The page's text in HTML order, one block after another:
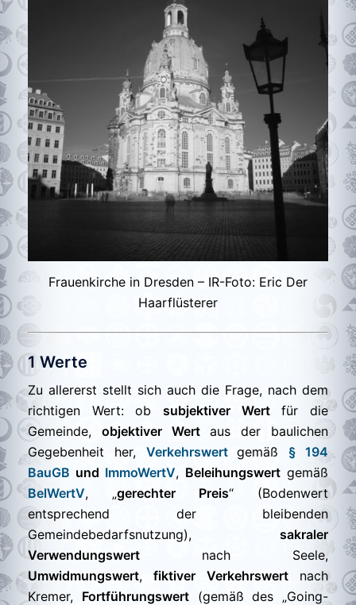
Frauenkirche in Dresden – IR-Foto: Eric Der
Haarflüsterer
1 Werte
Zu allererst stellt sich auch die Frage, nach dem
richtigen Wert: ob subjektiver Wertfür die
Gemeinde, objektiver Wertaus der baulichen
Gegebenheit her, Verkehrswert gemäß § 194
BauGB und ImmoWertV, Beleihungswert gemäß
BelWertV, „gerechter Preis“ (Bodenwert
entsprechend der bleibenden
Gemeindebedarfsnutzung), sakraler
Verwendungswert nach Seele,
Umwidmungswert,fiktiver Verkehrswertnach
Kremer, Fortführungswert(gemäß des „Going-